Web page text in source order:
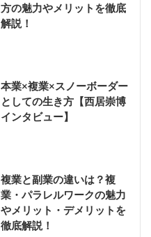
方の魅力やメリットを徹底
解説！
本業×複業×スノーボーダー
としての生き方【西居崇博
インタビュー】
複業と副業の違いは？複
業・パラレルワークの魅力
やメリット・デメリットを
徹底解説！